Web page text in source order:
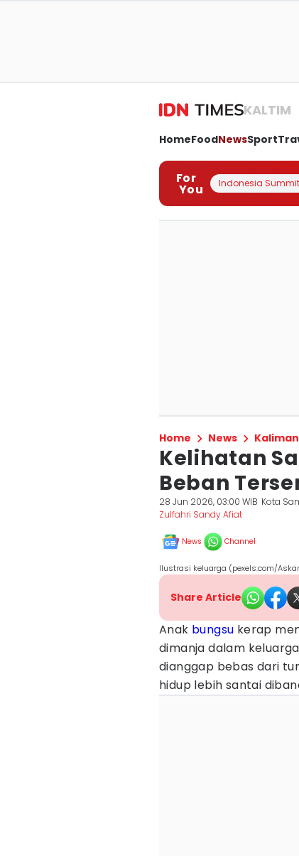
KALTIM
HomeFoodNewsSport
For
You Indonesia
Home News
Kelihatan
Beban
28 Jun 2026, 03:00 WIB Kota
Zulfahri Sandy Afiat
News Channel
Ilustrasi keluarga (pexels.com/
Share Article
Anak bungsu kerap
dimanja dalam
dianggap bebas dari
hidup lebih santai